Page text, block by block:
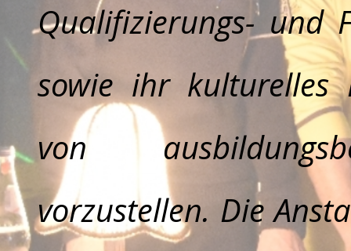
Qualifizierungs- und
sowie ihr kul­tur­ell­es
von
vorzustellen. Die